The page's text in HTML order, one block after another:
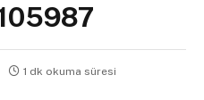
1 dk okuma süresi